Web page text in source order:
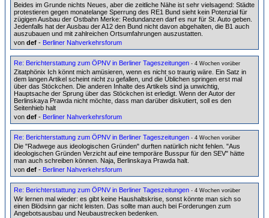
Beides im Grunde nichts Neues, aber die zeitliche Nähe ist sehr vielsagend: Städte
protestieren gegen monatelange Sperrung des RE1 Bund sieht kein Potenzial für
zügigen Ausbau der Ostbahn Merke: Redundanzen darf es nur für St. Auto geben.
Jedenfalls hat der Ausbau der A12 den Bund nicht davon abgehalten, die B1 auch
auszubauen und mit zahlreichen Ortsumfahrungen auszustatten.
von def - Berliner Nahverkehrsforum
Re: Berichterstattung zum ÖPNV in Berliner Tageszeitungen - 4 Wochen vorüber
Zitatphönix Ich könnt mich amüsieren, wenn es nicht so traurig wäre. Ein Satz in
dem langen Artikel scheint nicht zu gefallen, und die Üblichen springen erst mal
über das Stöckchen. Die anderen Inhalte des Artikels sind ja unwichtig,
Hauptsache der Sprung über das Stöckchen ist erledigt. Wenn der Autor der
Berlinskaya Prawda nicht möchte, dass man darüber diskutiert, soll es den
Seitenhieb halt
von def - Berliner Nahverkehrsforum
Re: Berichterstattung zum ÖPNV in Berliner Tageszeitungen - 4 Wochen vorüber
Die "Radwege aus ideologischen Gründen" durften natürlich nicht fehlen. "Aus
ideologischen Gründen Verzicht auf eine temporäre Busspur für den SEV" hätte
man auch schreiben können. Naja, Berlinskaya Prawda halt.
von def - Berliner Nahverkehrsforum
Re: Berichterstattung zum ÖPNV in Berliner Tageszeitungen - 4 Wochen vorüber
Wir lernen mal wieder: es gibt keine Haushaltskrise, sonst könnte man sich so
einen Blödsinn gar nicht leisten. Das sollte man auch bei Forderungen zum
Angebotsausbau und Neubaustrecken bedenken.